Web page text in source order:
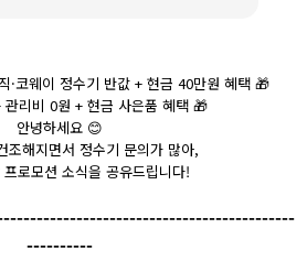
·코웨이 정수기 반값 + 현금 40만원 혜택 🎁
리비 0원 + 현금 사은품 혜택 🎁
안녕하세요 😊
조해지면서 정수기 문의가 많아,
로모션 소식을 공유드립니다!
----------